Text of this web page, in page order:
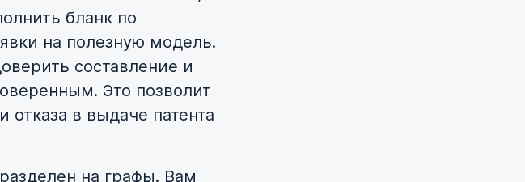
бланк по
на полезную модель.
составление и
Это позволит
в выдаче патента
на графы. Вам